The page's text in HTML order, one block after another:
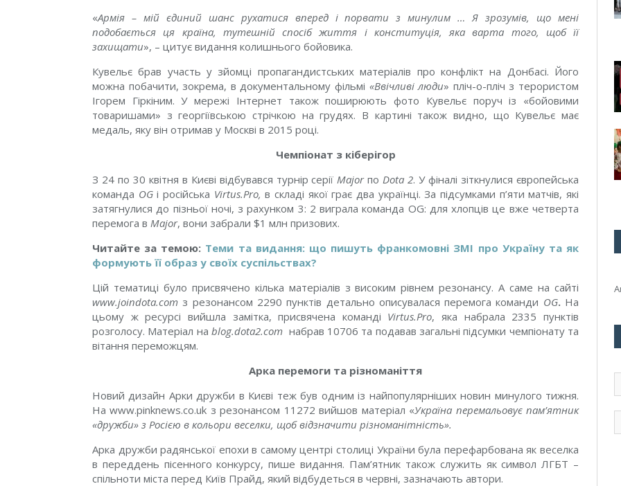
«Армія – мій єдиний шанс рухатися вперед і порвати з минулим … Я зрозумів, що мені
подобається ця країна, тутешній спосіб життя і конституція, яка варта того, щоб її
захищати», – цитує видання колишнього бойовика.
Кувельє брав участь у зйомці пропагандистських матеріалів про конфлікт на Донбасі. Його
можна побачити, зокрема, в документальному фільмі «Ввічливі люди» пліч-о-пліч з терористом
Ігорем Гіркіним. У мережі Інтернет також поширюють фото Кувельє поруч із «бойовими
товаришами» з георгіївською стрічкою на грудях. В картині також видно, що Кувельє має
медаль, яку він отримав у Москві в 2015 році.
Чемпіонат з кіберігор
З 24 по 30 квітня в Києві відбувався турнір серіїMajorпоDota 2. У фіналі зіткнулися європейська
команда OGі російська Virtus.Pro, в складі якої грає два українці. За підсумками п’яти матчів, які
затягнулися до пізньої ночі, з рахунком 3: 2 виграла команда OG: для хлопців це вже четверта
перемога в Major, вони забрали $1 млн призових.
Читайте за темою: Теми та видання: що пишуть франкомовні ЗМІ про Україну та як
формують її образ у своїх суспільствах?
Цій тематиці було присвячено кілька матеріалів з високим рівнем резонансу. А саме на сайті
www.joindota.com з резонансом 2290 пунктів детально описувалася перемога команди OG.На
цьому ж ресурсі вийшла замітка, присвячена команді Virtus.Pro, яка набрала 2335 пунктів
розголосу. Матеріал на blog.dota2.com набрав 10706 та подавав загальні підсумки чемпіонату та
вітання переможцям.
Арка перемоги та різноманіття
Новий дизайн Арки дружби в Києві теж був одним із найпопулярніших новин минулого тижня.
На www.pinknews.co.uk з резонансом 11272 вийшов матеріал «Україна перемальовує пам’ятник
«дружби» з Росією в кольори веселки, щоб відзначити різноманітність».
Арка дружби радянської епохи в самому центрі столиці України була перефарбована як веселка
в переддень пісенного конкурсу, пише видання. Пам’ятник також служить як символ ЛГБТ –
спільноти міста перед Київ Прайд, який відбудеться в червні, зазначають автори.